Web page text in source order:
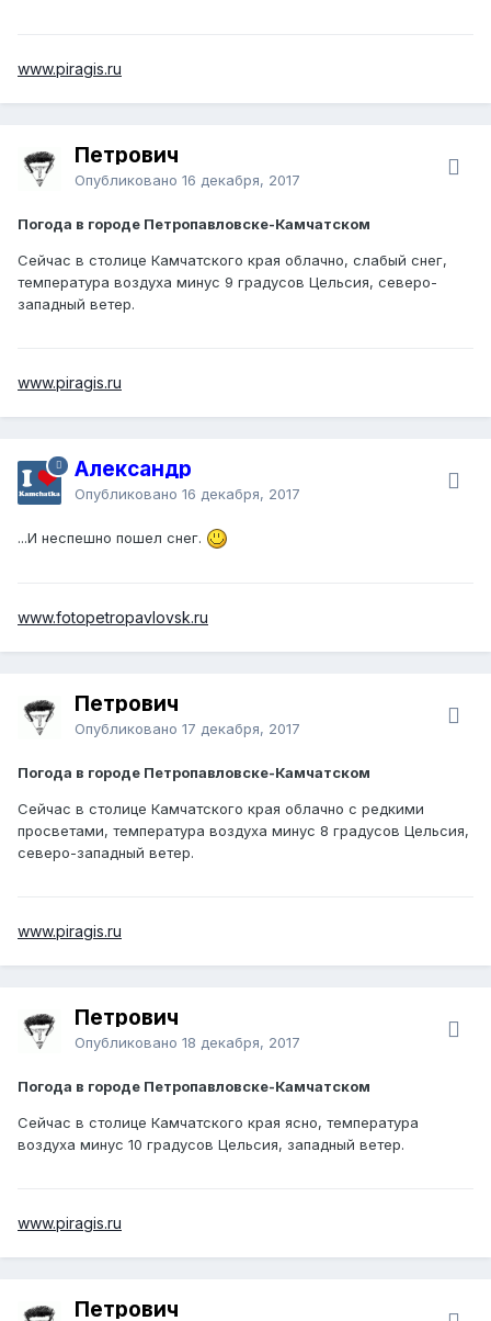
www.piragis.ru
Петрович
Опубликовано 16 декабря, 2017
Погода в городе Петропавловске-Камчатском
Сейчас в столице Камчатского края облачно, слабый снег,
температура воздуха минус 9 градусов Цельсия, северо-
западный ветер.
www.piragis.ru
Александр
Опубликовано 16 декабря, 2017
...И неспешно пошел снег.
www.fotopetropavlovsk.ru
Петрович
Опубликовано 17 декабря, 2017
Погода в городе Петропавловске-Камчатском
Сейчас в столице Камчатского края облачно с редкими
просветами, температура воздуха минус 8 градусов Цельсия,
северо-западный ветер.
www.piragis.ru
Петрович
Опубликовано 18 декабря, 2017
Погода в городе Петропавловске-Камчатском
Сейчас в столице Камчатского края ясно, температура
воздуха минус 10 градусов Цельсия, западный ветер.
www.piragis.ru
Петрович